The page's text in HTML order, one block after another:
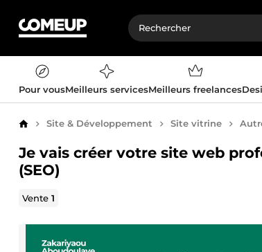
Pour vousMeilleurs servicesMeilleurs freelances
AccueilSite & Développement Site vitrine
Je vais créer votre site web
(SEO)
Vente1